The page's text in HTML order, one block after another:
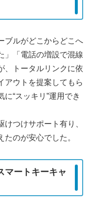
ブルがどこからどこへ
」「電話の増設で混線
、トータルリンクに依
アウトを提案してもら
“スッキリ”運用でき
けつけサポート有り、
のが安心でした。
マートキーキャ